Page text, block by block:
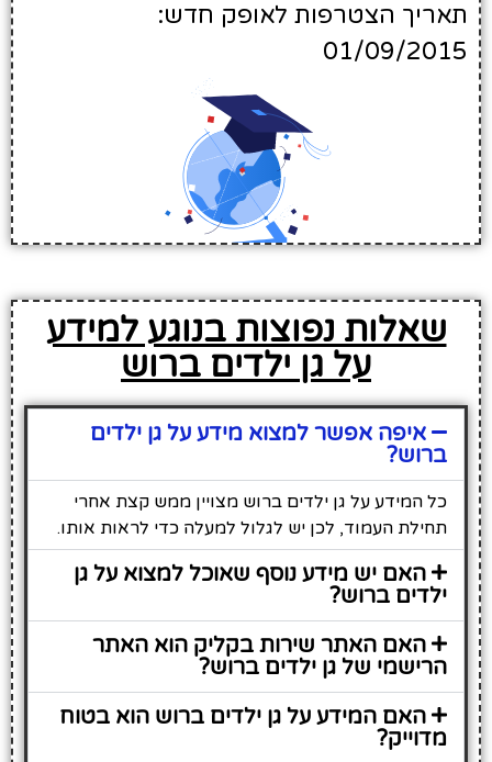
תאריך הצטרפות לאופק חדש:
01/09/2015
שאלות נפוצות בנוגע למידע
על גן ילדים ברוש
איפה אפשר למצוא מידע על גן ילדים
ברוש?
כל המידע על גן ילדים ברוש מצויין ממש קצת אחרי
תחילת העמוד, לכן יש לגלול למעלה כדי לראות אותו.
האם יש מידע נוסף שאוכל למצוא על גן
ילדים ברוש?
האם האתר שירות בקליק הוא האתר
הרישמי של גן ילדים ברוש?
האם המידע על גן ילדים ברוש הוא בטוח
מדוייק?